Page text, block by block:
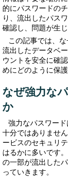
的にパスワードの
り、流出したパス
確認し、問題が生
この記事では、
流出したデータベ
ウントを安全に確
めにどのように保
なぜ強力な
か
強力なパスワー
十分ではありませ
ービスのセキュリ
はるかに多いです
の一部が流出した
っていきます。